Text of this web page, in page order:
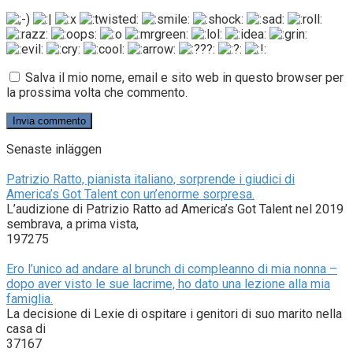
Salva il mio nome, email e sito web in questo browser per
la prossima volta che commento.
Senaste inläggen
Patrizio Ratto, pianista italiano, sorprende i giudici di
America’s Got Talent con un’enorme sorpresa.
L’audizione di Patrizio Ratto ad America’s Got Talent nel 2019
sembrava, a prima vista,
197275
Ero l’unico ad andare al brunch di compleanno di mia nonna –
dopo aver visto le sue lacrime, ho dato una lezione alla mia
famiglia.
La decisione di Lexie di ospitare i genitori di suo marito nella
casa di
37167